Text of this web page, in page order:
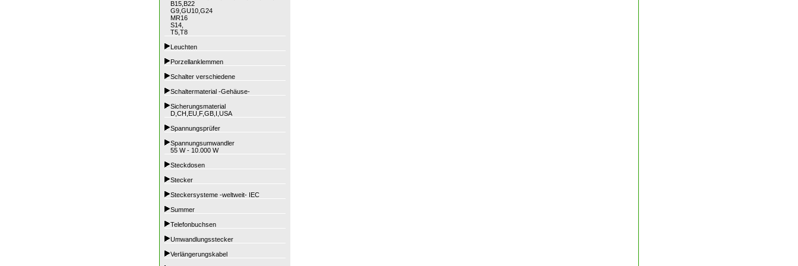
B15,B22
G9,GU10,G24
MR16
S14,
T5,T8
Leuchten
Porzellanklemmen
Schalter verschiedene
Schaltermaterial -Gehäuse-
Sicherungsmaterial
D,CH,EU,F,GB,I,USA
Spannungsprüfer
Spannungsumwandler
55 W - 10.000 W
Steckdosen
Stecker
Steckersysteme -weltweit- IEC
Summer
Telefonbuchsen
Umwandlungsstecker
Verlängerungskabel